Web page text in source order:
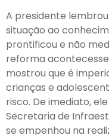
A presidente
situação ao
prontificou e não
reforma
mostrou que é
crianças e
risco. De imediato,
Secretaria de
se empenhou na